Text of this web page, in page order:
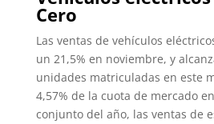
Cero
Las ventas de vehículos
un 21,5% en noviembre, y
unidades matriculadas en este
4,57% de la cuota de mercado
conjunto del año, las ventas de